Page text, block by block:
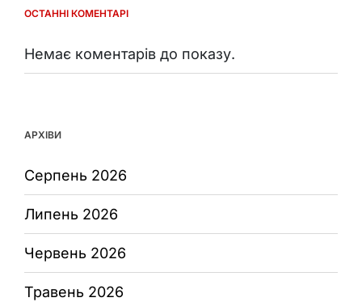
ОСТАННІ КОМЕНТАРІ
Немає коментарів до показу.
АРХІВИ
Серпень 2026
Липень 2026
Червень 2026
Травень 2026